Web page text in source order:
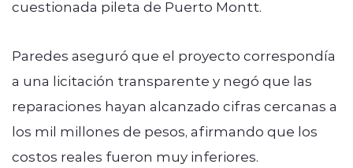
cuestionada pileta de Puerto Montt.
Paredes aseguró que el proyecto correspondía
a una licitación transparente y negó que las
reparaciones hayan alcanzado cifras cercanas a
los mil millones de pesos, afirmando que los
costos reales fueron muy inferiores.